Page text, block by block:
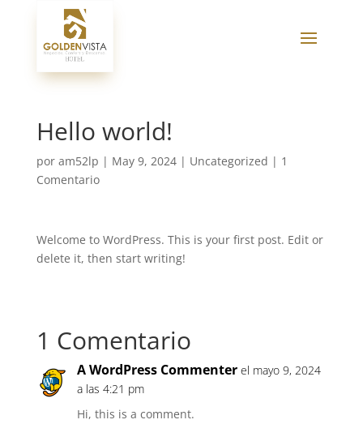
Hello world!
por am52lp | May 9, 2024| Uncategorized | 1
Comentario
Welcome to WordPress. This is your first post. Edit or
delete it, then start writing!
1 Comentario
A WordPress Commenter el mayo 9, 2024
a las 4:21 pm
Hi, this is a comment.